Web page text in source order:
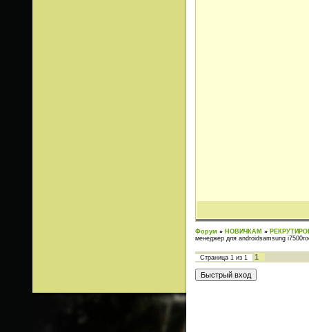
Форум » НОВИЧКАМ »
менеджер для androidsamsung
Страница 1 из 1 1